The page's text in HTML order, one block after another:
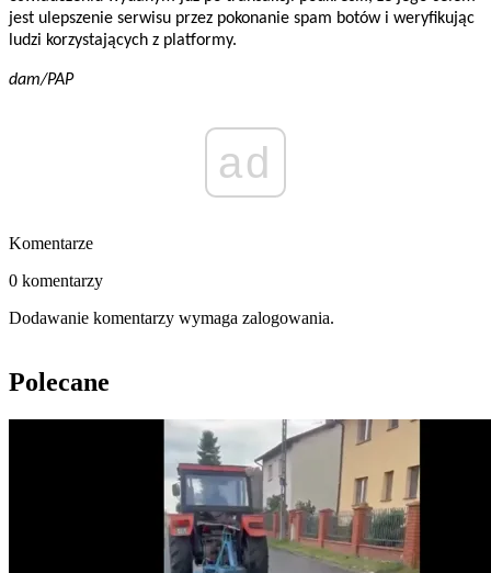
jest ulepszenie serwisu przez pokonanie spam botów i weryfikując
ludzi korzystających z platformy.
dam/PAP
ad
Komentarze
0 komentarzy
Dodawanie komentarzy wymaga zalogowania.
Polecane